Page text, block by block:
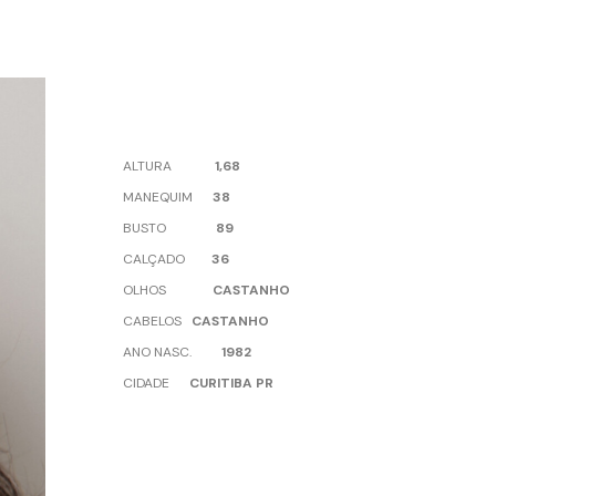
ALTURA 1,68
MANEQUIM
38
BUSTO 89
CALÇADO
36
OLHOS CASTANHO
CABELOS
CASTANHO
ANO NASC. 1982
CIDADE CURITIBA PR